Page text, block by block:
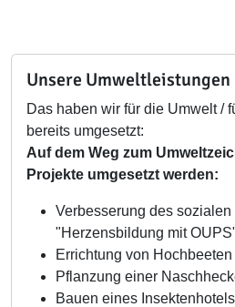
Unsere Umweltleistungen
Das haben wir für die Umwelt /
bereits umgesetzt:
Auf dem Weg zum
Projekte umgesetzt werden:
Verbesserung des
"Herzensbildung mit
Errichtung von Hochbeeten
Pflanzung einer
Bauen eines Insektenhotels